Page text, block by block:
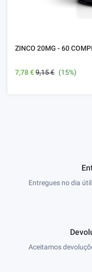
ZINCO 20MG - 60
7,78 €9,15 € (15%)
Entregues no dia
Aceitamos